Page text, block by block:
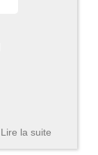
Lire la suite